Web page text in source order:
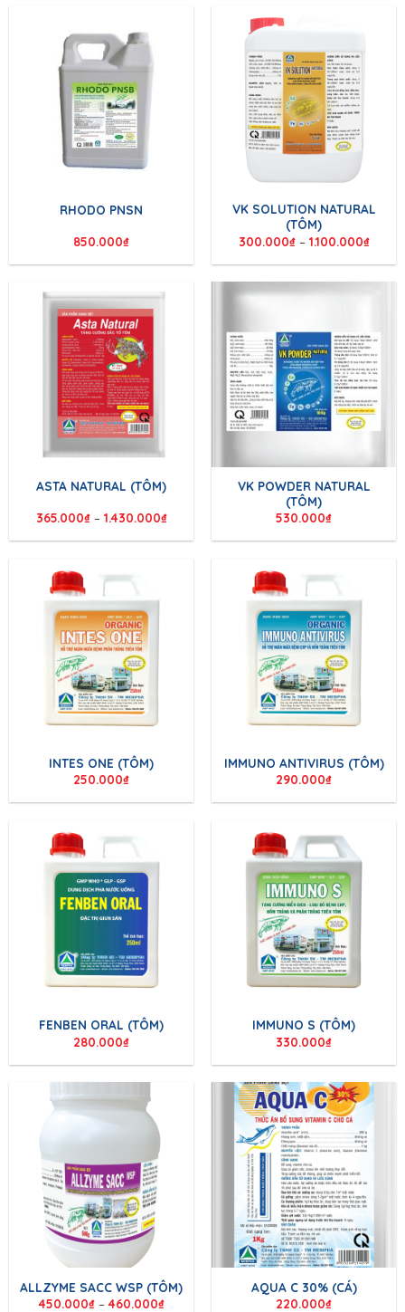
RHODO PNSN
850.000₫
VK SOLUTION NATURAL
(TÔM)
300.000₫– 1.100.000₫
ASTA NATURAL (TÔM)
365.000₫– 1.430.000₫
VK POWDER NATURAL
(TÔM)
530.000₫
INTES ONE (TÔM)
250.000₫
IMMUNO ANTIVIRUS (TÔM)
290.000₫
FENBEN ORAL (TÔM)
280.000₫
IMMUNO S (TÔM)
330.000₫
ALLZYME SACC WSP (TÔM)
450.000₫–460.000₫
AQUA C 30% (CÁ)
220.000₫